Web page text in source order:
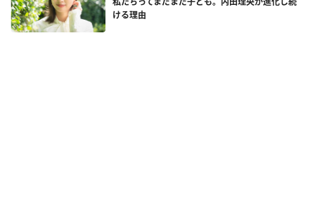
ける理由